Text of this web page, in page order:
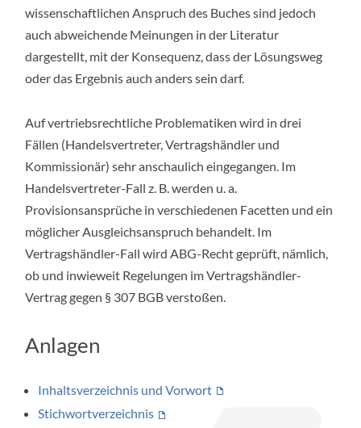
wissenschaftlichen Anspruch des Buches sind jedoch
auch abweichende Meinungen in der Literatur
dargestellt, mit der Konsequenz, dass der Lösungsweg
oder das Ergebnis auch anders sein darf.
Auf vertriebsrechtliche Problematiken wird in drei
Fällen (Handelsvertreter, Vertragshändler und
Kommissionär) sehr anschaulich eingegangen. Im
Handelsvertreter-Fall z. B. werden u. a.
Provisionsansprüche in verschiedenen Facetten und ein
möglicher Ausgleichsanspruch behandelt. Im
Vertragshändler-Fall wird ABG-Recht geprüft, nämlich,
ob und inwieweit Regelungen im Vertragshändler-
Vertrag gegen § 307 BGB verstoßen.
Anlagen
Inhaltsverzeichnis und Vorwort
Stichwortverzeichnis